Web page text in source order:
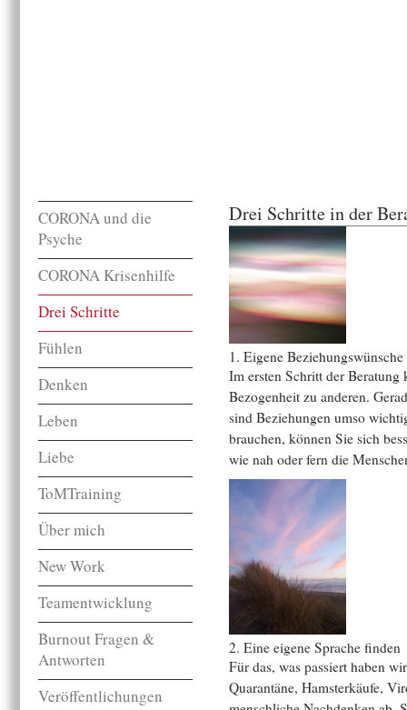
CORONA und die
Psyche
CORONA Krisenhilfe
Drei Schritte
Fühlen
Denken
Leben
Liebe
ToMTraining
Über mich
New Work
Teamentwicklung
Burnout Fragen &
Antworten
Veröffentlichungen
Drei Schritte in der
1. Eigene Beziehungswünsche
Im ersten Schritt der
Bezogenheit zu anderen.
sind Beziehungen umso
brauchen, können Sie sich
wie nah oder fern die
2. Eine eigene Sprache finden
Für das, was passiert haben
Quarantäne, Hamsterkäufe,